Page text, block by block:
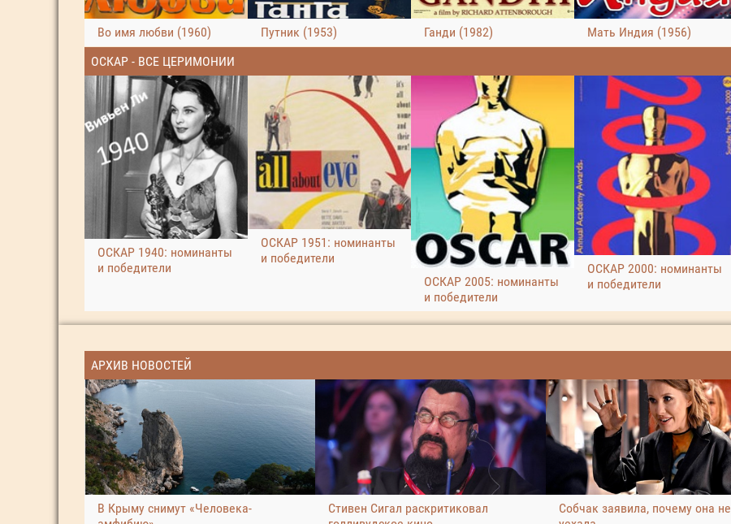
Во имя любви (1960) Путник (1953) Ганди (1982)
Мать Индия (1956)
ОСКАР - ВСЕ ЦЕРИМОНИИ
ОСКАР 1940: номинанты
и победители
ОСКАР 1951: номинанты
и победители
ОСКАР 2005: номинанты
и победители
ОСКАР 2000: номинанты
и победители
АРХИВ НОВОСТЕЙ
В Крыму снимут «Человека-
Стивен Сигал раскритиковал
Собчак заявила, почему она не